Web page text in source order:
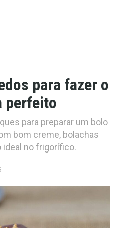
para fazer o
perfeito
para preparar um bolo
bom creme, bolachas
no frigorífico.